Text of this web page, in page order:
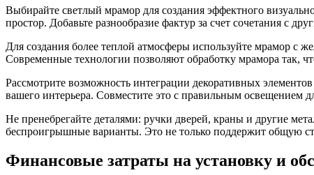
Выбирайте светлый мрамор для создания эффектного
простор. Добавьте разнообразие фактур за счет сочетания с
Для создания более теплой атмосферы используйте мрамор с
Современные технологии позволяют обработку мрамора так,
Рассмотрите возможность интеграции декоративных
вашего интерьера. Совместите это с правильным освещением
Не пренебрегайте деталями: ручки дверей, краны и другие
беспроигрышные варианты. Это не только поддержит общую
Финансовые затраты на установку и